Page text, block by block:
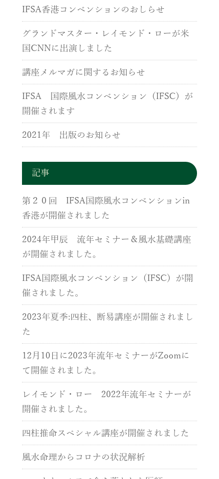
IFSA香港コンベンションのおしらせ
グランドマスター・レイモンド・ローが米
国CNNに出演しました
講座メルマガに関するお知らせ
IFSA 国際風水コンベンション（IFSC）が
開催されます
2021年 出版のお知らせ
記事
第２０回 IFSA国際風水コンベンションin
香港が開催されました
2024年甲辰 流年セミナー＆風水基礎講座
が開催されました。
IFSA国際風水コンベンション（IFSC）が開
催されました。
2023年夏季:四柱、断易講座が開催されまし
た
12月10日に2023年流年セミナーがZoomに
て開催されました。
レイモンド・ロー 2022年流年セミナーが
開催されました。
四柱推命スペシャル講座が開催されました
風水命理からコロナの状況解析